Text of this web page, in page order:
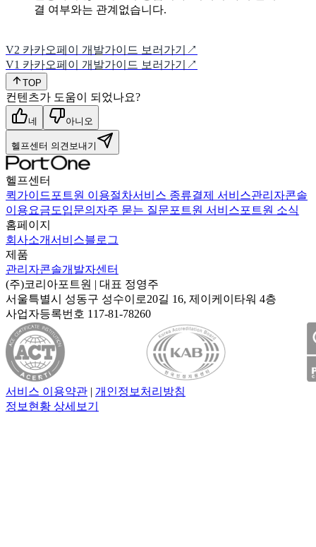
결 여부와는 관계없습니다.
V2 카카오페이 개발가이드 보러가기↗
V1 카카오페이 개발가이드 보러가기↗
TOP
컨텐츠가 도움이 되었나요?
네 아니오
헬프센터 의견보내기
헬프센터
퀵가이드 포트원 이용절차서비스 종류결제 서비스관리자콘솔
이용요금도입문의 자주 묻는 질문포트원 서비스포트원 소식
홈페이지
회사소개서비스블로그
제품
관리자콘솔개발자센터
(주)코리아포트원 | 대표 정영주
서울특별시 성동구 성수이로20길 16, 제이케이타워 4층
사업자등록번호 117-81-78260
서비스 이용약관 | 개인정보처리방침
정보현황 상세보기